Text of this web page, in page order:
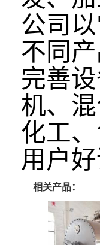
公司
不同
完善
机、
化工
用户
相关产品：